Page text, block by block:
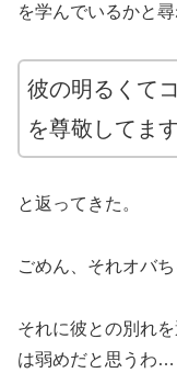
を学んでいるかと
彼の明るくて
を尊敬してます
と返ってきた。
ごめん、それオバ
それに彼との別れ
は弱めだと思うわ…